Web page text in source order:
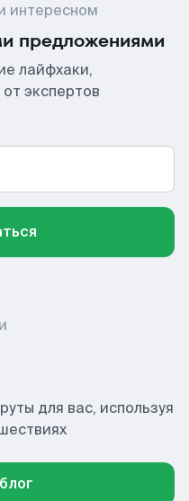
интересном
предложениями
лайфхаки,
экспертов
для вас, используя